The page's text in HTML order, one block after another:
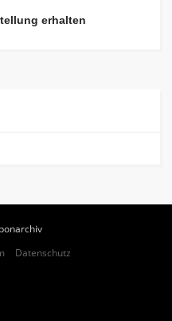
erhalten
Datenschutz